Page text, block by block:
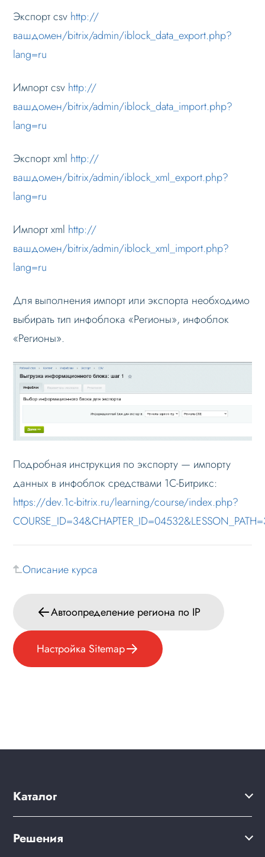
Возможности
Настройка решения
Режимы работы
Основные теги
Добавление региона
контент и мета-теги
Добавление счетчиков статистики
отдельным регионам
Импорт / экспорт данных
Настройка Sitemap
Настройка robots.txt
Решение проблем
Меню сайта
Блоки / секции сайта
Личный кабинет
SEO и оптимизация
Лендинги и посадочные страницы
Проблемы и решения
Экспорт csv http://
вашдомен/bitrix/admin/iblock_data_export.php?
lang=ru
Импорт csv http://
вашдомен/bitrix/admin/iblock_data_import.php?
lang=ru
Экспорт xml http://
вашдомен/bitrix/admin/iblock_xml_export.php?
lang=ru
Импорт xml http://
вашдомен/bitrix/admin/iblock_xml_import.php?
lang=ru
Для выполнения импорт или экспорта необходимо
выбирать тип инфоблока «Регионы», инфоблок
«Регионы».
Подробная инструкция по экспорту — импорту
данных в инфоблок средствами 1С-Битрикс:
https://dev.1c-bitrix.ru/learning/course/index.php?
Описание курса
Автоопределение региона по IP
Настройка Sitemap
Каталог
Решения
Акции
Решения